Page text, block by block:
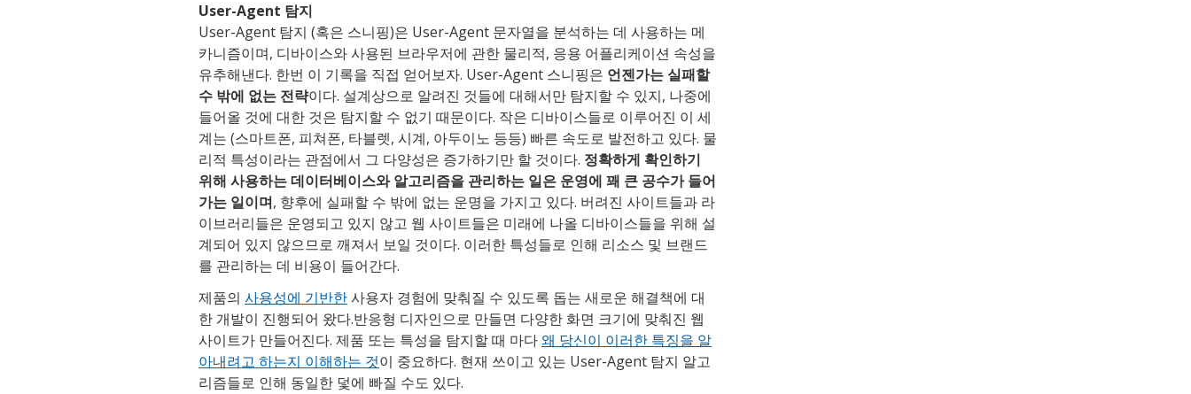
User-Agent 탐지
User-Agent 탐지 (혹은 스니핑)은 User-Agent 문자열을 분석하는 데 사용하는 메
카니즘이며, 디바이스와 사용된 브라우저에 관한 물리적, 응용 어플리케이션 속성을
유추해낸다. 한번 이 기록을 직접 얻어보자. User-Agent 스니핑은 언젠가는 실패할
수 밖에 없는 전략이다. 설계상으로 알려진 것들에 대해서만 탐지할 수 있지, 나중에
들어올 것에 대한 것은 탐지할 수 없기 때문이다. 작은 디바이스들로 이루어진 이 세
계는 (스마트폰, 피쳐폰, 타블렛, 시계, 아두이노 등등) 빠른 속도로 발전하고 있다. 물
리적 특성이라는 관점에서 그 다양성은 증가하기만 할 것이다. 정확하게 확인하기
위해 사용하는 데이터베이스와 알고리즘을 관리하는 일은 운영에 꽤 큰 공수가 들어
가는 일이며, 향후에 실패할 수 밖에 없는 운명을 가지고 있다. 버려진 사이트들과 라
이브러리들은 운영되고 있지 않고 웹 사이트들은 미래에 나올 디바이스들을 위해 설
계되어 있지 않으므로 깨져서 보일 것이다. 이러한 특성들로 인해 리소스 및 브랜드
를 관리하는 데 비용이 들어간다.
제품의 사용성에 기반한사용자 경험에 맞춰질 수 있도록 돕는 새로운 해결책에 대
한 개발이 진행되어 왔다.반응형 디자인으로 만들면 다양한 화면 크기에 맞춰진 웹
사이트가 만들어진다. 제품 또는 특성을 탐지할 때 마다왜 당신이 이러한 특징을 알
아내려고 하는지 이해하는 것이 중요하다. 현재 쓰이고 있는 User-Agent 탐지 알고
리즘들로 인해 동일한 덫에 빠질 수도 있다.